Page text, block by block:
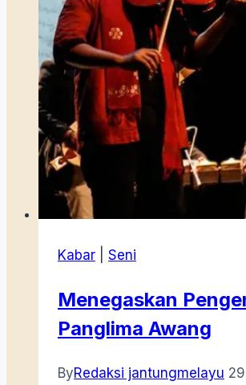
Kabar Seni
Menegaskan
Panglima Awang
ByRedaksi jantungmelayu